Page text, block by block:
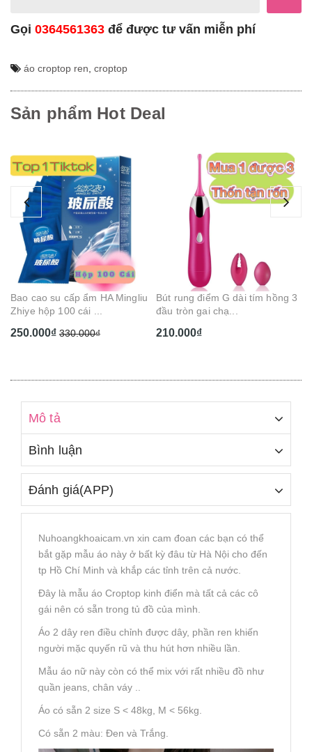
Gọi 0364561363 để được tư vấn miễn phí
áo croptop ren, croptop
Sản phẩm Hot Deal
Bao cao su cấp ẩm HA Mingliu
Zhiye hộp 100 cái ...
250.000₫ 330.000₫
Bút rung điểm G dài tím hồng 3
đầu tròn gai chạ...
210.000₫
Mô tả
Bình luận
Đánh giá(APP)
Nuhoangkhoaicam.vn xin cam đoan các bạn có thể
bắt gặp mẫu áo này ở bất kỳ đâu từ Hà Nội cho đến
tp Hồ Chí Minh và khắp các tỉnh trên cả nước.
Đây là mẫu áo Croptop kinh điển mà tất cả các cô
gái nên có sẵn trong tủ đồ của mình.
Áo 2 dây ren điều chỉnh được dây, phần ren khiến
người mặc quyến rũ và thu hút hơn nhiều lần.
Mẫu áo nữ này còn có thể mix với rất nhiều đồ như
quần jeans, chân váy ..
Áo có sẵn 2 size S < 48kg, M < 56kg.
Có sẵn 2 màu: Đen và Trắng.